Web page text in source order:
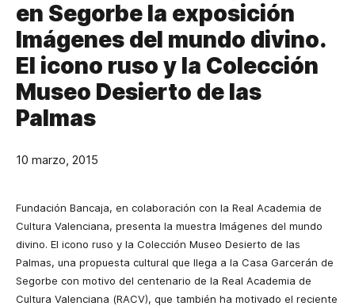
en Segorbe la exposición
Imágenes del mundo divino.
El icono ruso y la Colección
Museo Desierto de las
Palmas
10 marzo, 2015
Fundación Bancaja, en colaboración con la Real Academia de
Cultura Valenciana, presenta la muestra Imágenes del mundo
divino. El icono ruso y la Colección Museo Desierto de las
Palmas, una propuesta cultural que llega a la Casa Garcerán de
Segorbe con motivo del centenario de la Real Academia de
Cultura Valenciana (RACV), que también ha motivado el reciente